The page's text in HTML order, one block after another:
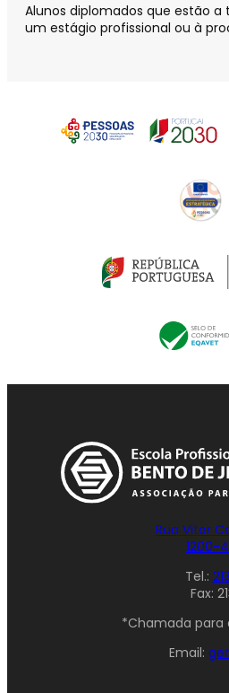
Alunos diplomados que estão
um estágio profissional ou à
Rua Vitor
1200-
Tel.:
Fax:
*Chamada para
Email: